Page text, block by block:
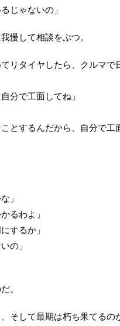
じゃないの」
慢して相談をぶつ。
てリタイヤしたら、クルマ
分で工面してね」
とするんだから、自分で工
」
るわよ」
するか」
の」
。
そして最期は朽ち果てるの